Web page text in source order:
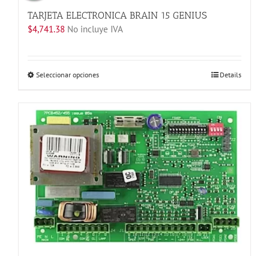
TARJETA ELECTRONICA BRAIN 15 GENIUS
$4,741.38 No incluye IVA
Seleccionar opcionesEste
múltiples
variantes.
Las
opciones
se
pueden
elegir
en
la
página
de
Details